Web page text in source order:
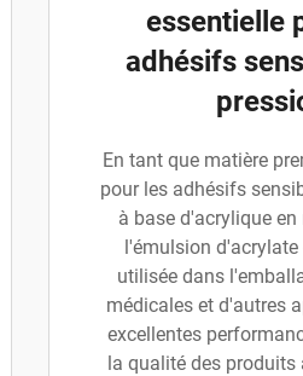
essentielle
adhésifs
En tant que matière
pour les adhésifs
à base d'acrylique
l'émulsion
utilisée dans
médicales et d'autres
excellentes
la qualité des